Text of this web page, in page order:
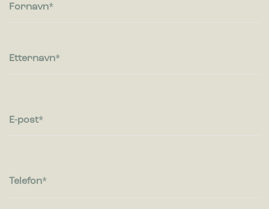
rapportere informasjon anonymt.
Markedsførings-cookies brukes til å spore besøkende på
Fornavn
Etternavn
E-post
Telefon